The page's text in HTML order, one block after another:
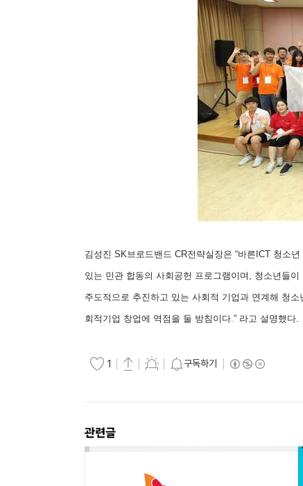
김성진 SK브로드밴드 CR전략실장은 “바른ICT 청소
있는 민관 합동의 사회공헌 프로그램이며, 청소년들
주도적으로 추진하고 있는 사회적 기업과 연계해 청
회적기업 창업에 역점을 둘 방침이다.” 라고 설명했다.
1 구독하기
관련글